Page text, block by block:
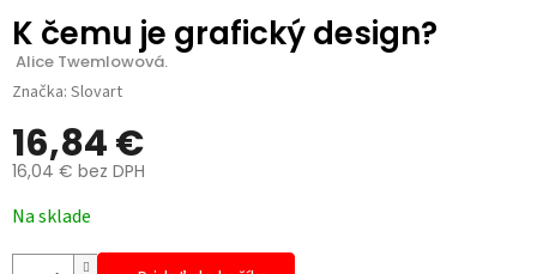
K čemu je grafický design?
Alice Twemlowová.
Značka: Slovart
16,84 €
16,04 € bez DPH
cena:
Na sklade